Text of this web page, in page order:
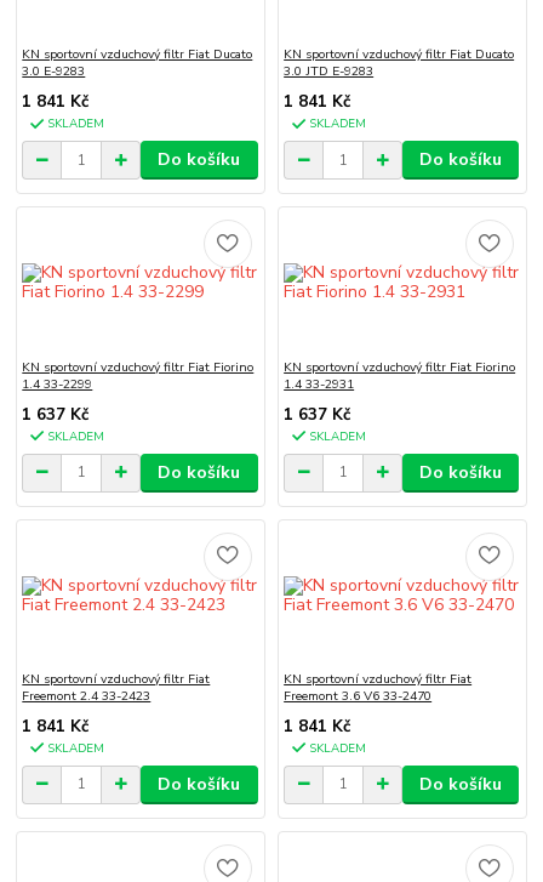
KN sportovní vzduchový filtr Fiat Ducato
3.0 E-9283
1 841 Kč
SKLADEM
Do košíku
KN sportovní vzduchový filtr Fiat Ducato
3.0 JTD E-9283
1 841 Kč
SKLADEM
Do košíku
KN sportovní vzduchový filtr Fiat Fiorino
1.4 33-2299
1 637 Kč
SKLADEM
Do košíku
KN sportovní vzduchový filtr Fiat Fiorino
1.4 33-2931
1 637 Kč
SKLADEM
Do košíku
KN sportovní vzduchový filtr Fiat
Freemont 2.4 33-2423
1 841 Kč
SKLADEM
Do košíku
KN sportovní vzduchový filtr Fiat
Freemont 3.6 V6 33-2470
1 841 Kč
SKLADEM
Do košíku